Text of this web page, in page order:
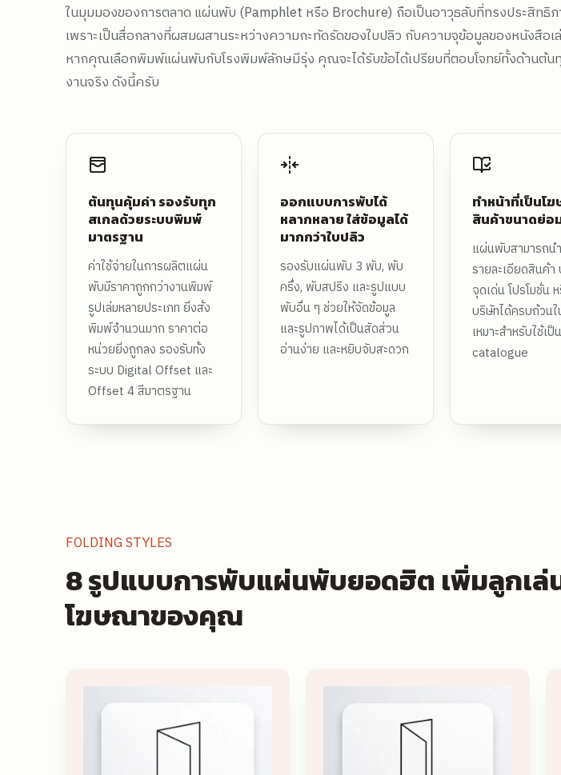
ในมุมมองของการตลาด แผ่นพับ (Pamphlet หรือ Brochure) ถือเป็นอาวุธลับที่ทรงประสิทธิ
เพราะเป็นสื่อกลางที่ผสมผสานระหว่างความกะทัดรัดของใบปลิว กับความจุข้อมูลของหนังสือเ
หากคุณเลือกพิมพ์แผ่นพับกับโรงพิมพ์ลักษมีรุ่ง คุณจะได้รับข้อได้เปรียบที่ตอบโจทย์ทั้งด้านต้น
งานจริง ดังนี้ครับ
ต้นทุนคุ้มค่า รองรับทุก
สเกลด้วยระบบพิมพ์
มาตรฐาน
ค่าใช้จ่ายในการผลิตแผ่น
พับมีราคาถูกกว่างานพิมพ์
รูปเล่มหลายประเภท ยิ่งสั่ง
พิมพ์จำนวนมาก ราคาต่อ
หน่วยยิ่งถูกลง รองรับทั้ง
ระบบ Digital Offset และ
Offset 4 สีมาตรฐาน
ออกแบบการพับได้
หลากหลาย ใส่ข้อมูลได้
มากกว่าใบปลิว
รองรับแผ่นพับ 3 พับ, พับ
ครึ่ง, พับสปริง และรูปแบบ
พับอื่น ๆ ช่วยให้จัดข้อมูล
และรูปภาพได้เป็นสัดส่วน
อ่านง่าย และหยิบจับสะดวก
ทำหน้าที่เป็นโ
สินค้าขนาดย่อ
แผ่นพับสามารถน
รายละเอียดสินค้า
จุดเด่น โปรโมชั่น
บริษัทได้ครบถ้วน
เหมาะสำหรับใช้เ
catalogue
FOLDING STYLES
8 รูปแบบการพับแผ่นพับยอดฮิต เพิ่มลูกเล่
โฆษณาของคุณ